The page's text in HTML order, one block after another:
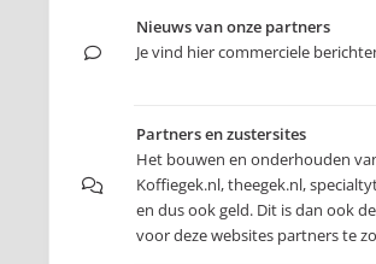
Nieuws van onze partners
Je vind hier commerciele
Partners en zustersites
Het bouwen en onderhouden
Koffiegek.nl, theegek.nl,
en dus ook geld. Dit is dan ook
voor deze websites partners te